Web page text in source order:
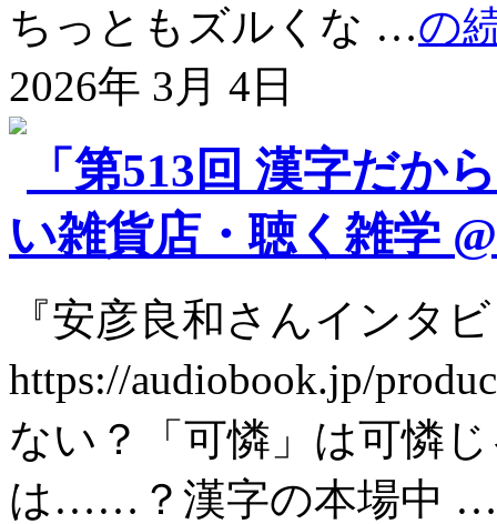
ちっともズルくな …の
2026年 3月 4日
「第513回 漢字だか
い雑貨店・聴く雑学
『安彦良和さんインタ
https://audiobook.jp/
ない？「可憐」は可憐
は……？漢字の本場中 …